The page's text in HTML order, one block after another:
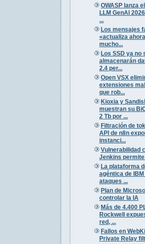
OWASP lanza
LLM GenAI
...
Los mensajes
«actualiza
mucho...
Los SSD ya no
almacenarán
2.4 per...
Open VSX
extensiones
que rob...
Kioxia y
muestran su
2 Tb por ...
Filtración de
API de n8n
instanci...
Vulnerabilidad
Jenkins
La plataforma
agéntica de
ataques ...
Plan de
controlar la IA
Más de 4.400
Rockwell
red, ...
Fallos en
Private Relay